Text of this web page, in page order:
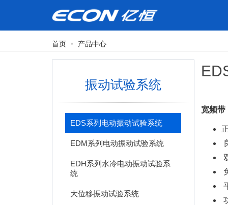
首页 产品中心
振动试验系统
EDS系列电动振动试验系统
EDM系列电动振动试验系统
EDH系列水冷电动振动试验系
统
大位移振动试验系统
宽频带